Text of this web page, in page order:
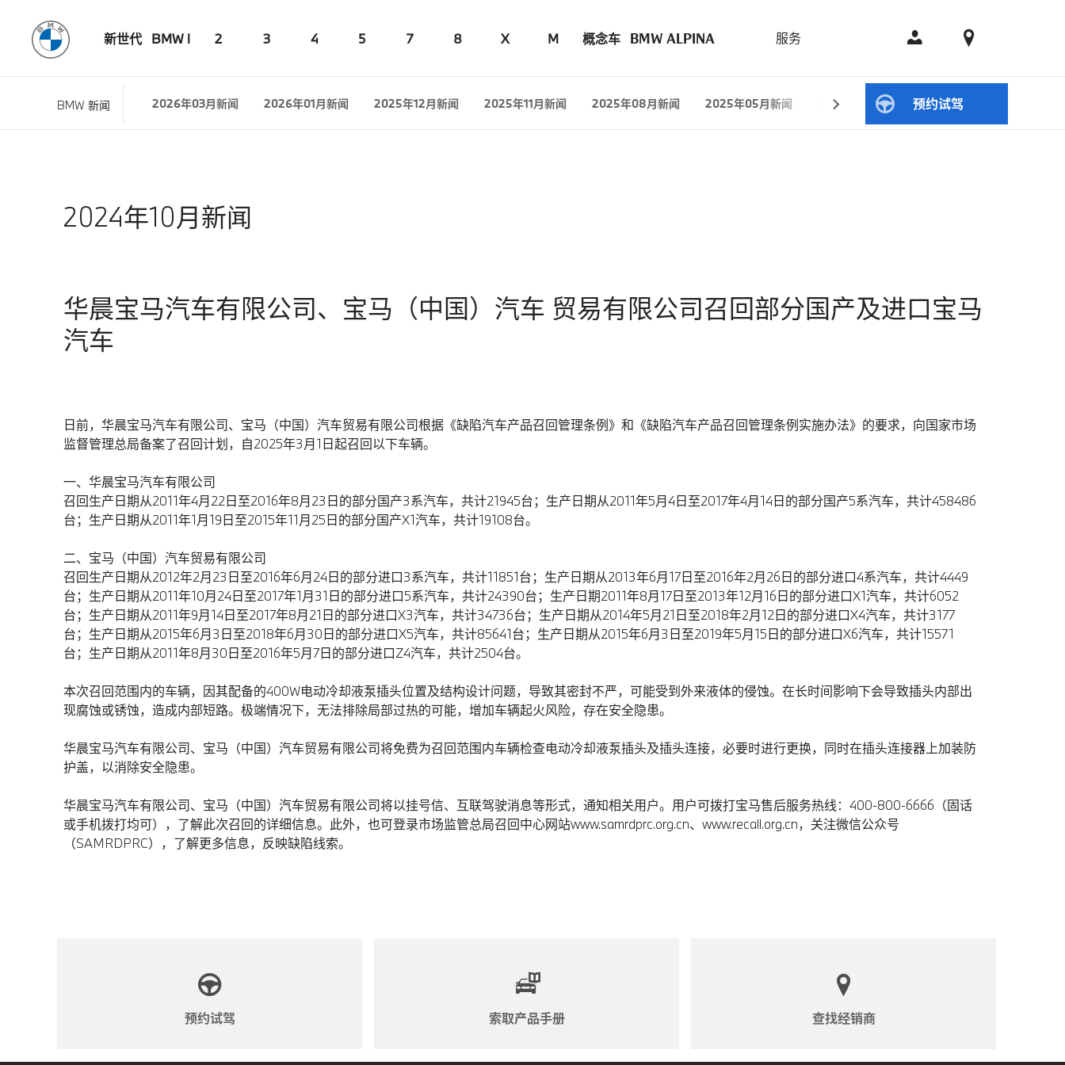
新世代 BMW i 2 3 4 5 7 8 X M 概念车 BMW ALPINA 服务
BMW 新闻 2026年03月新闻 2026年01月新闻 2025年12月新闻 2025年11月新闻 2025年08月新闻 2025年05月新闻 2025年04月新闻 2025年01月新闻
预约试驾
2024年10月新闻
华晨宝马汽车有限公司、宝马（中国）汽车 贸易有限公司召回部分国产及进口宝马
汽车
日前，华晨宝马汽车有限公司、宝马（中国）汽车贸易有限公司根据《缺陷汽车产品召回管理条例》和《缺陷汽车产品召回管理条例实施办法》的要求，向国家市场
监督管理总局备案了召回计划，自2025年3月1日起召回以下车辆。
一、华晨宝马汽车有限公司
召回生产日期从2011年4月22日至2016年8月23日的部分国产3系汽车，共计21945台；生产日期从2011年5月4日至2017年4月14日的部分国产5系汽车，共计458486
台；生产日期从2011年1月19日至2015年11月25日的部分国产X1汽车，共计19108台。
二、宝马（中国）汽车贸易有限公司
召回生产日期从2012年2月23日至2016年6月24日的部分进口3系汽车，共计11851台；生产日期从2013年6月17日至2016年2月26日的部分进口4系汽车，共计4449
台；生产日期从2011年10月24日至2017年1月31日的部分进口5系汽车，共计24390台；生产日期2011年8月17日至2013年12月16日的部分进口X1汽车，共计6052
台；生产日期从2011年9月14日至2017年8月21日的部分进口X3汽车，共计34736台；生产日期从2014年5月21日至2018年2月12日的部分进口X4汽车，共计3177
台；生产日期从2015年6月3日至2018年6月30日的部分进口X5汽车，共计85641台；生产日期从2015年6月3日至2019年5月15日的部分进口X6汽车，共计15571
台；生产日期从2011年8月30日至2016年5月7日的部分进口Z4汽车，共计2504台。
本次召回范围内的车辆，因其配备的400W电动冷却液泵插头位置及结构设计问题，导致其密封不严，可能受到外来液体的侵蚀。在长时间影响下会导致插头内部出
现腐蚀或锈蚀，造成内部短路。极端情况下，无法排除局部过热的可能，增加车辆起火风险，存在安全隐患。
华晨宝马汽车有限公司、宝马（中国）汽车贸易有限公司将免费为召回范围内车辆检查电动冷却液泵插头及插头连接，必要时进行更换，同时在插头连接器上加装防
护盖，以消除安全隐患。
华晨宝马汽车有限公司、宝马（中国）汽车贸易有限公司将以挂号信、互联驾驶消息等形式，通知相关用户。用户可拨打宝马售后服务热线：400-800-6666（固话
或手机拨打均可），了解此次召回的详细信息。此外，也可登录市场监管总局召回中心网站www.samrdprc.org.cn、www.recall.org.cn，关注微信公众号
（SAMRDPRC），了解更多信息，反映缺陷线索。
预约试驾 索取产品手册 查找经销商